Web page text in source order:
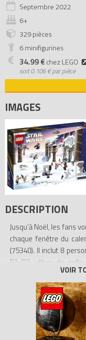
Septembre 2022
6+
329 pièces
6 minifigurines
34.99 €chez LEGO
soit0.106 € par pièce
IMAGES
DESCRIPTION
Jusqu’à Noël, les fans
chaque fenêtre du
(75340). Il inclut 8
R2-D2 vêtus de
respectifs, un droïde
tenue d’été inspiré de
Disney+.
Construire et jouer
Le calendrier
chasseur stellaire